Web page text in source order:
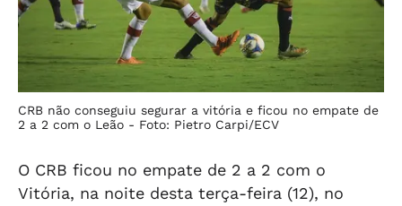
CRB não conseguiu segurar a vitória e ficou no empate de
2 a 2 com o Leão - Foto: Pietro Carpi/ECV
O CRB ficou no empate de 2 a 2 com o
Vitória, na noite desta terça-feira (12), no